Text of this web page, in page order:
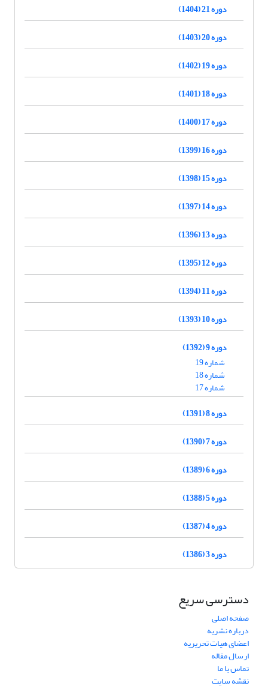
دوره 21 (1404)
دوره 20 (1403)
دوره 19 (1402)
دوره 18 (1401)
دوره 17 (1400)
دوره 16 (1399)
دوره 15 (1398)
دوره 14 (1397)
دوره 13 (1396)
دوره 12 (1395)
دوره 11 (1394)
دوره 10 (1393)
دوره 9 (1392)
شماره 19
شماره 18
شماره 17
دوره 8 (1391)
دوره 7 (1390)
دوره 6 (1389)
دوره 5 (1388)
دوره 4 (1387)
دوره 3 (1386)
دسترسی سریع
صفحه اصلی
درباره نشریه
اعضای هیات تحریریه
ارسال مقاله
تماس با ما
نقشه سایت